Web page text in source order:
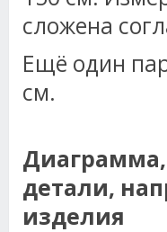
сложена
Ещё один
см.
детали,
изделия